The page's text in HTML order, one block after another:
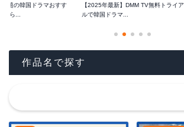
放題の韓国ドラマおすす
たら...
【2025年最新】DMM TV無料トライア
ルで韓国ドラマ...
作品名で探す